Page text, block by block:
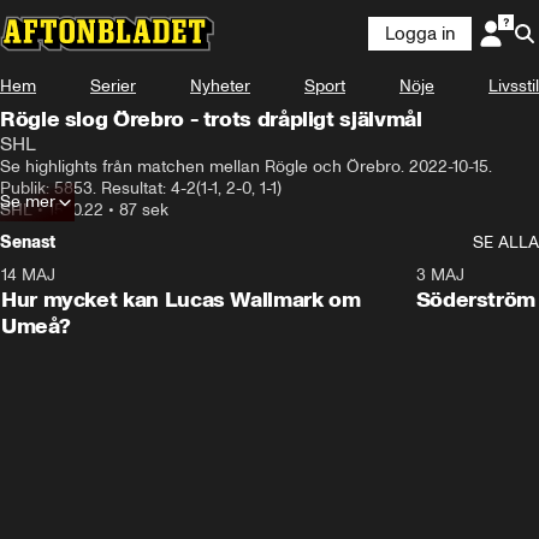
Logga in
Hem Serier Nyheter Sport Nöje Livsstil
Rögle slog Örebro - trots dråpligt självmål
SHL
Se highlights från matchen mellan Rögle och Örebro. 2022-10-15.
Publik: 5853. Resultat: 4-2(1-1, 2-0, 1-1)
SHL•15.10.22 • 87 sek
Se mer
Senast
SE ALLA
Plus
14 MAJ
Hur mycket kan Lucas Wallmark om
Umeå?
3 MAJ